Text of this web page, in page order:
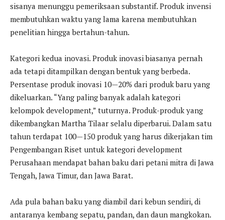
sisanya menunggu pemeriksaan substantif. Produk invensi
membutuhkan waktu yang lama karena membutuhkan
penelitian hingga bertahun-tahun.
Kategori kedua inovasi. Produk inovasi biasanya pernah
ada tetapi ditampilkan dengan bentuk yang berbeda.
Persentase produk inovasi 10—20% dari produk baru yang
dikeluarkan. “Yang paling banyak adalah kategori
kelompok development,” tuturnya. Produk-produk yang
dikembangkan Martha Tilaar selalu diperbarui. Dalam satu
tahun terdapat 100—150 produk yang harus dikerjakan tim
Pengembangan Riset untuk kategori development
Perusahaan mendapat bahan baku dari petani mitra di Jawa
Tengah, Jawa Timur, dan Jawa Barat.
Ada pula bahan baku yang diambil dari kebun sendiri, di
antaranya kembang sepatu, pandan, dan daun mangkokan.